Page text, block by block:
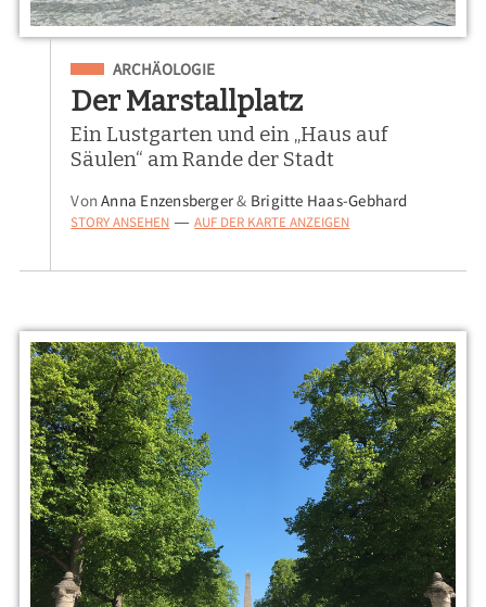
Eingeordnet unter
ARCHÄOLOGIE
Der Marstallplatz
Ein Lustgarten und ein „Haus auf
Säulen“ am Rande der Stadt
VonAnna Enzensberger& Brigitte Haas-Gebhard
STORY ANSEHEN — AUF DER KARTE ANZEIGEN